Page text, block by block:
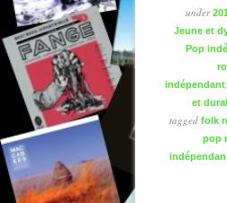
under
Jeune et
Pop
indépendant
et
tagged folk
pop